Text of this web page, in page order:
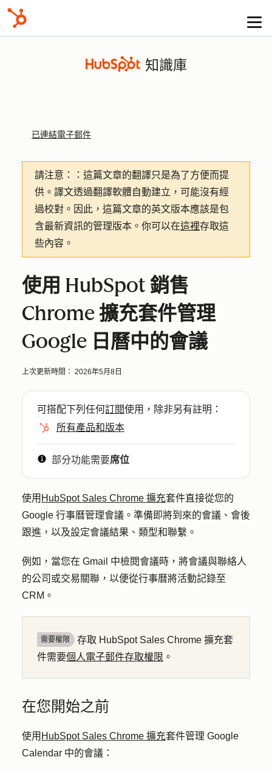
知識庫
已連結電子郵件
請注意：
：這篇文章的翻譯只是為了方便而提
供。譯文透過翻譯軟體自動建立，可能沒有經
過校對。因此，這篇文章的英文版本應該是包
含最新資訊的管理版本。你可以在這裡存取這
些內容。
使用 HubSpot 銷售
Chrome 擴充套件管理
Google 日曆中的會議
上次更新時間： 2026年5月8日
可搭配下列任何訂閱使用，除非另有註明：
所有產品和版本
部分功能需要席位
使用 HubSpot Sales Chrome 擴充套件直接從您的
Google 行事曆管理會議。準備即將到來的會議、會後
跟進，以及設定會議結果、類型和聯繫。
例如，當您在 Gmail 中檢閱會議時，將會議與聯絡人
的公司或交易關聯，以便從行事曆將活動記錄至
CRM。
需要權限
存取 HubSpot Sales Chrome 擴充套
件需要個人電子郵件存取權限 。
在您開始之前
使用 HubSpot Sales Chrome 擴充套件管理 Google
Calendar 中的會議：